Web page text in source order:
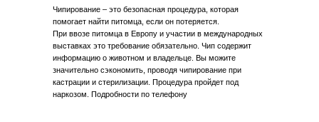
Чипирование – это безопасная процедура, которая
помогает найти питомца, если он потеряется.
При ввозе питомца в Европу и участии в международных
выставках это требование обязательно. Чип содержит
информацию о животном и владельце. Вы можите
значительно сэкономить, проводя чипирование при
кастрации и стерилизации. Процедура пройдет под
наркозом. Подробности по телефону